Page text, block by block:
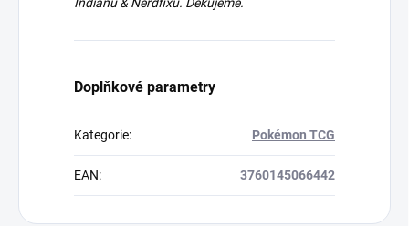
Indianu & Nerdfixu. Děkujeme.
Doplňkové parametry
Kategorie: Pokémon TCG
EAN: 3760145066442